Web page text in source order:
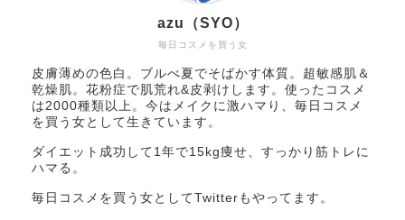
毎日コスメを買う女
azu（SYO）
皮膚薄めの色白。ブルべ夏でそばかす体質。超敏感肌＆
乾燥肌。花粉症で肌荒れ&皮剥けします。使ったコスメ
は2000種類以上。今はメイクに激ハマり、毎日コスメ
を買う女として生きています。
ダイエット成功して1年で15kg痩せ、すっかり筋トレに
ハマる。
毎日コスメを買う女としてTwitterもやってます。